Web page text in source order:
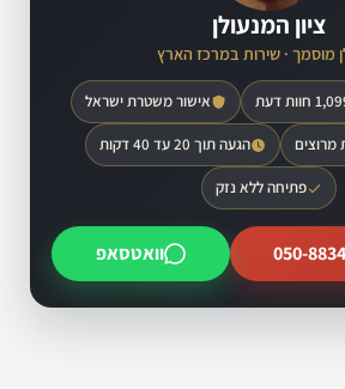
ציון המנעולן
מוסמך · שירות במרכז הארץ
אישור משטרת ישראל
הגעה תוך 20 עד 40 דקות
פתיחה ללא נזק
050- וואטסאפ